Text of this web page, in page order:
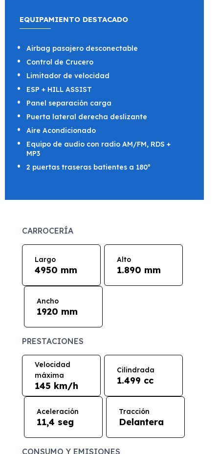
EQUIPAMIENTO DESTACADO
Airbag pasajero desconectable
Control de Crucero
Limitador de velocidad
ESP + HILL ASSIST
Panel separación carga
Puerta lateral derecha deslizante
Aire Acondicionado
Equipo de audio con radio AM/FM, RDS +
MP3
2 puertas traseras batientes a 180º
CARROCERÍA
Largo
4950 mm
Alto
1.890 mm
Ancho
1920 mm
PRESTACIONES
Velocidad
máxima
145 km/h
Cilindrada
1.499 cc
Aceleración
11,4 seg
Tracción
Delantera
CONSUMO Y EMISIONES